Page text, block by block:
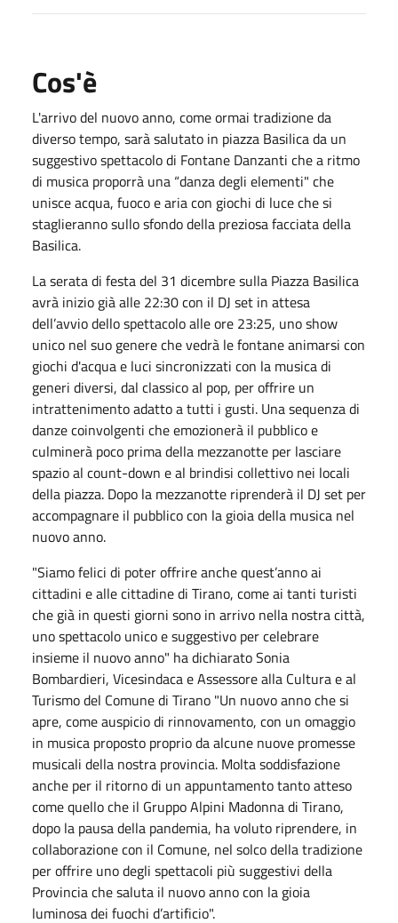
Cos'è
L'arrivo del nuovo anno, come ormai tradizione da
diverso tempo, sarà salutato in piazza Basilica da un
suggestivo spettacolo di Fontane Danzanti che a ritmo
di musica proporrà una “danza degli elementi" che
unisce acqua, fuoco e aria con giochi di luce che si
staglieranno sullo sfondo della preziosa facciata della
Basilica.
La serata di festa del 31 dicembre sulla Piazza Basilica
avrà inizio già alle 22:30 con il DJ set in attesa
dell’avvio dello spettacolo alle ore 23:25, uno show
unico nel suo genere che vedrà le fontane animarsi con
giochi d'acqua e luci sincronizzati con la musica di
generi diversi, dal classico al pop, per offrire un
intrattenimento adatto a tutti i gusti. Una sequenza di
danze coinvolgenti che emozionerà il pubblico e
culminerà poco prima della mezzanotte per lasciare
spazio al count-down e al brindisi collettivo nei locali
della piazza. Dopo la mezzanotte riprenderà il DJ set per
accompagnare il pubblico con la gioia della musica nel
nuovo anno.
"Siamo felici di poter offrire anche quest’anno ai
cittadini e alle cittadine di Tirano, come ai tanti turisti
che già in questi giorni sono in arrivo nella nostra città,
uno spettacolo unico e suggestivo per celebrare
insieme il nuovo anno" ha dichiarato Sonia
Bombardieri, Vicesindaca e Assessore alla Cultura e al
Turismo del Comune di Tirano "Un nuovo anno che si
apre, come auspicio di rinnovamento, con un omaggio
in musica proposto proprio da alcune nuove promesse
musicali della nostra provincia. Molta soddisfazione
anche per il ritorno di un appuntamento tanto atteso
come quello che il Gruppo Alpini Madonna di Tirano,
dopo la pausa della pandemia, ha voluto riprendere, in
collaborazione con il Comune, nel solco della tradizione
per offrire uno degli spettacoli più suggestivi della
Provincia che saluta il nuovo anno con la gioia
luminosa dei fuochi d’artificio".